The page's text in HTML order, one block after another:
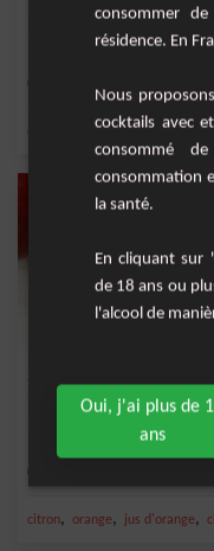
Une recette revisitée
citron orange,sucre ,limonade
citron, orange, jus d'orange,
consommer
résidence. En
Nous
cocktails avec
consommé
consommation
la santé.
En cliquant sur
de 18 ans ou
l'alcool de
Oui, j'ai plus de
ans